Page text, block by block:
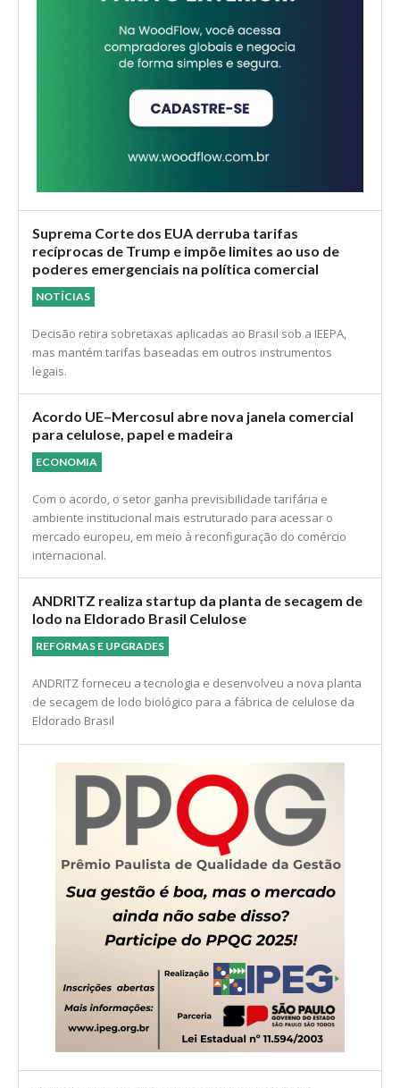
Suprema Corte dos EUA derruba tarifas
recíprocas de Trump e impõe limites ao uso de
NOTÍCIAS
Decisão retira sobretaxas aplicadas ao Brasil sob a IEEPA,
mas mantém tarifas baseadas em outros instrumentos
legais.
Acordo UE–Mercosul abre nova janela comercial
ECONOMIA
Com o acordo, o setor ganha previsibilidade tarifária e
ambiente institucional mais estruturado para acessar o
mercado europeu, em meio à reconfiguração do comércio
internacional.
ANDRITZ realiza startup da planta de secagem de
REFORMAS E UPGRADES
ANDRITZ forneceu a tecnologia e desenvolveu a nova planta
de secagem de lodo biológico para a fábrica de celulose da
Eldorado Brasil